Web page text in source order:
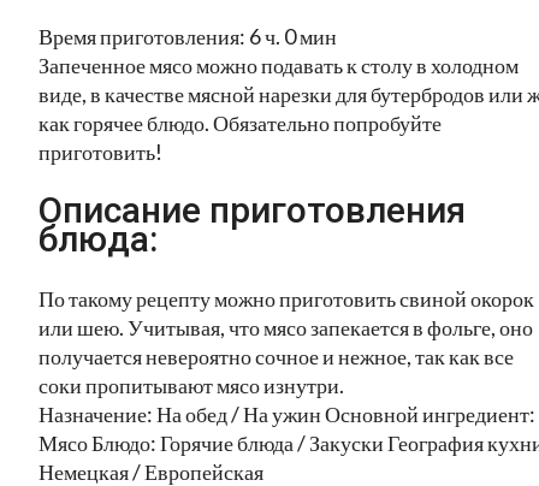
Время приготовления: 6 ч. 0 мин
Запеченное мясо можно подавать к столу в холодном
виде, в качестве мясной нарезки для бутербродов или
как горячее блюдо. Обязательно попробуйте
приготовить!
Описание приготовления
блюда:
По такому рецепту можно приготовить свиной окорок
или шею. Учитывая, что мясо запекается в фольге, оно
получается невероятно сочное и нежное, так как все
соки пропитывают мясо изнутри.
Назначение: На обед / На ужин Основной ингредиент:
Мясо Блюдо: Горячие блюда / Закуски География
Немецкая / Европейская